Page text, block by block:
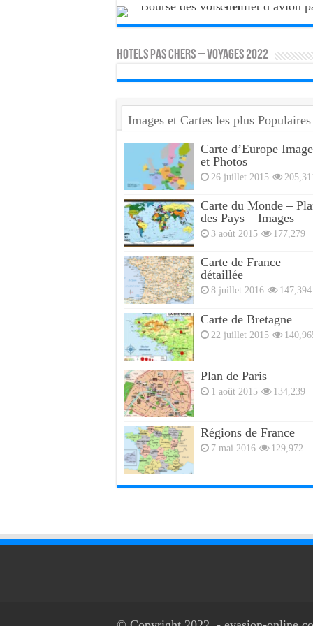
HOTELS PAS CHERS – VOYAGES 2022
Images et Cartes les plus Populaires
Carte d’Europe
et Photos
26 juillet 2015
Carte du Monde –
des Pays – Images
3 août 2015 177,279
Carte de France
détaillée
8 juillet 2016 147,394
Carte de Bretagne
22 juillet 2015
Plan de Paris
1 août 2015 134,239
Régions de France
7 mai 2016 129,972